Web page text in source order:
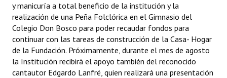
y manicuría a total beneficio de la institución y la
realización de una Peña Folclórica en el Gimnasio del
Colegio Don Bosco para poder recaudar fondos para
continuar con las tareas de construcción de la Casa- Hogar
de la Fundación. Próximamente, durante el mes de agosto
la Institución recibirá el apoyo también del reconocido
cantautor Edgardo Lanfré, quien realizará una presentación